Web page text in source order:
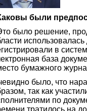
были
было решение,
в
база
бумажного
было, что
так как
по
тратилось на